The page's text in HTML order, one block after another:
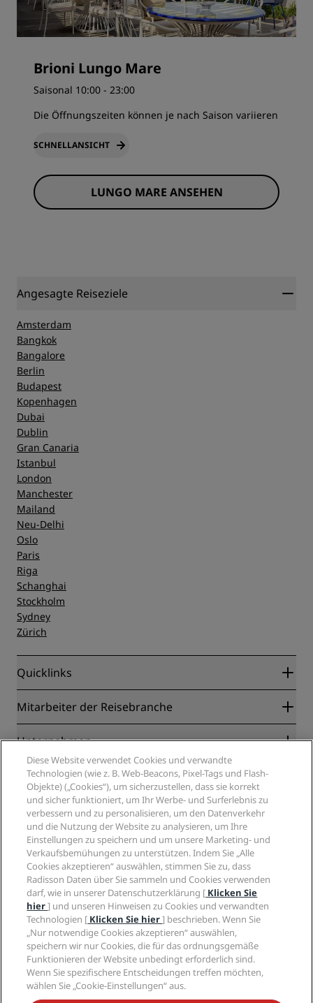
Brioni Lungo Mare
Saisonal 10:00 - 23:00
Die Öffnungszeiten können je nach Saison variieren
SCHNELLANSICHT
LUNGO MARE ANSEHEN
Angesagte Reiseziele
Amsterdam
Bangkok
Bangalore
Berlin
Budapest
Kopenhagen
Dubai
Dublin
Gran Canaria
Istanbul
London
Manchester
Mailand
Neu-Delhi
Oslo
Paris
Riga
Schanghai
Stockholm
Sydney
Zürich
Quicklinks
Radisson Rewards
Blog
Neue und aufstrebende Hotels
Radisson Hotels APP
„Sports Approved“-Hotels
Familienfreundliche Hotels
Gesundheit & Sicherheit
Mitarbeiter der Reisebranche
Partner
Reisebüros
Unternehmen
Radisson Hotel Group
Medien
Karriere RHG
Karriere PPHE
Karrieren EHL
The Club by RHG
Entwicklungsmöglichkeiten
Responsible Business – Unser Engagement
Einkauf
Rechtliches
Privacy Centre
Rechtliche Hinweise
Radisson Rewards Geschäftsbedingungen
Website-Nutzungsvereinbarung
Digitale Barrierefreiheit
Moderne Sklaverei – Erklärung
Hilfe
Verbrauchermeldungen
Kontakt
FAQ
Inhaltsübersicht
Soziale Medien
Marken von Radisson Hotels
VERPASSEN SIE NIEMALS UNSERE BELIEBTESTEN
Diese Website verwendet Cookies und verwandte
Technologien (wie z. B. Web-Beacons, Pixel-Tags und Flash-
Objekte) („Cookies“), um sicherzustellen, dass sie korrekt
und sicher funktioniert, um Ihr Werbe- und Surferlebnis zu
verbessern und zu personalisieren, um den Datenverkehr
und die Nutzung der Website zu analysieren, um Ihre
Einstellungen zu speichern und um unsere Marketing- und
Verkaufsbemühungen zu unterstützen. Indem Sie „Alle
Cookies akzeptieren“ auswählen, stimmen Sie zu, dass
Radisson Daten über Sie sammeln und Cookies verwenden
darf, wie in unserer Datenschutzerklärung [ Klicken Sie
hier] und unseren Hinweisen zu Cookies und verwandten
Technologien [ Klicken Sie hier] beschrieben. Wenn Sie
„Nur notwendige Cookies akzeptieren“ auswählen,
speichern wir nur Cookies, die für das ordnungsgemäße
Funktionieren der Website unbedingt erforderlich sind.
Wenn Sie spezifischere Entscheidungen treffen möchten,
wählen Sie „Cookie-Einstellungen“ aus.